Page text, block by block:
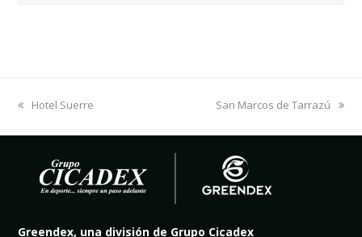
previous
Hotel Suerre
next
San Marcos de Tarrazú
Greendex, una división de Grupo Cicadex